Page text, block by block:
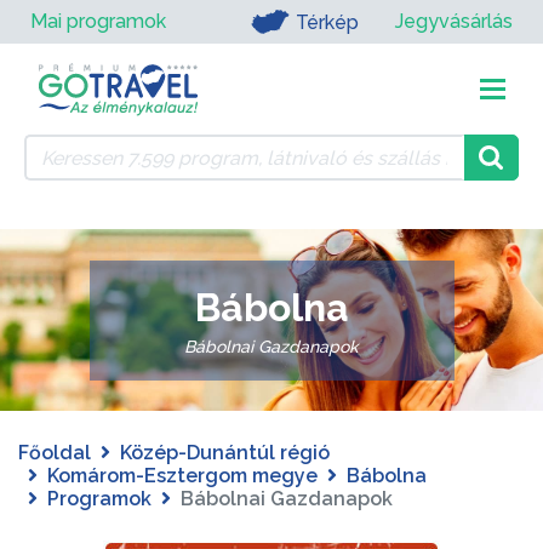
Mai programok Térkép Jegyvásárlás
Bábolna
Bábolnai Gazdanapok
Főoldal
Közép-Dunántúl régió
Komárom-Esztergom megye
Bábolna
Programok
Bábolnai Gazdanapok